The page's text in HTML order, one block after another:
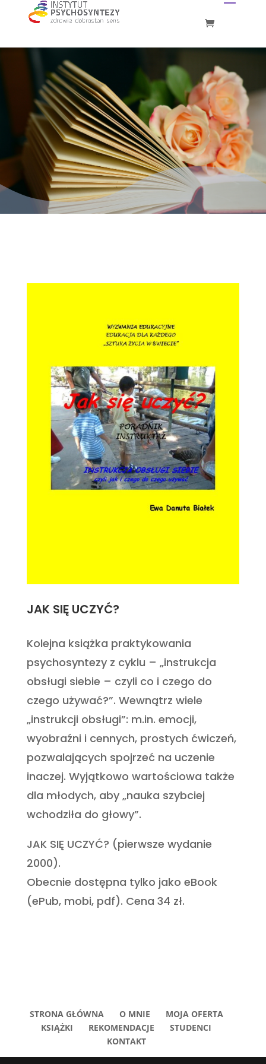
JAK SIĘ UCZYĆ?
Kolejna książka praktykowania
psychosyntezy z cyklu – „instrukcja
obsługi siebie – czyli co i czego do
czego używać?”. Wewnątrz wiele
„instrukcji obsługi”: m.in. emocji,
wyobraźni i cennych, prostych ćwiczeń,
pozwalających spojrzeć na uczenie
inaczej. Wyjątkowo wartościowa także
dla młodych, aby „nauka szybciej
wchodziła do głowy”.
JAK SIĘ UCZYĆ? (pierwsze wydanie
2000).
Obecnie dostępna tylko jako eBook
(ePub, mobi, pdf). Cena 34 zł.
STRONA GŁÓWNA O MNIE
MOJA OFERTA
KSIĄŻKI
REKOMENDACJE
STUDENCI
KONTAKT